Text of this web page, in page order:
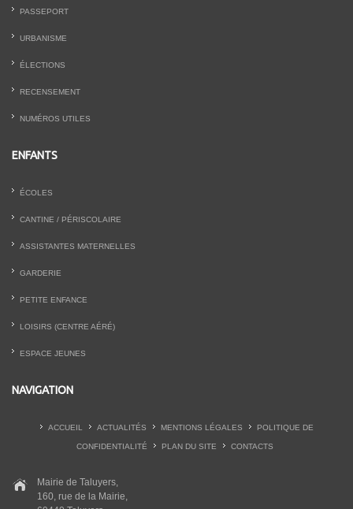
PASSEPORT
URBANISME
ÉLECTIONS
RECENSEMENT
NUMÉROS UTILES
ENFANTS
ÉCOLES
CANTINE / PÉRISCOLAIRE
ASSISTANTES MATERNELLES
GARDERIE
PETITE ENFANCE
LOISIRS (CENTRE AÉRÉ)
ESPACE JEUNES
NAVIGATION
ACCUEIL ACTUALITÉS MENTIONS LÉGALES POLITIQUE DE
CONFIDENTIALITÉ PLAN DU SITE CONTACTS
Mairie de Taluyers,
160, rue de la Mairie,